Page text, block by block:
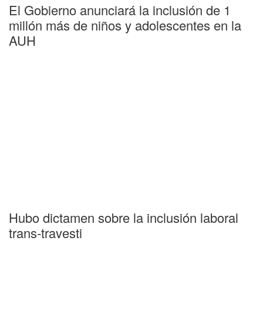
El Gobierno anunciará la inclusión de 1
millón más de niños y adolescentes en la
AUH
Hubo dictamen sobre la inclusión laboral
trans-travesti